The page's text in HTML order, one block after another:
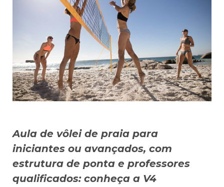
Aula de vôlei de praia para
iniciantes ou avançados, com
estrutura de ponta e professores
qualificados: conheça a V4